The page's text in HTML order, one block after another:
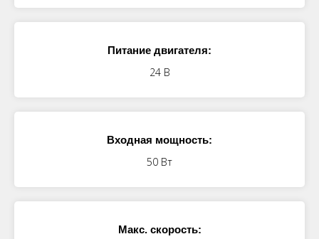
Питание двигателя:
24 В
Входная мощность:
50 Вт
Макс. скорость: